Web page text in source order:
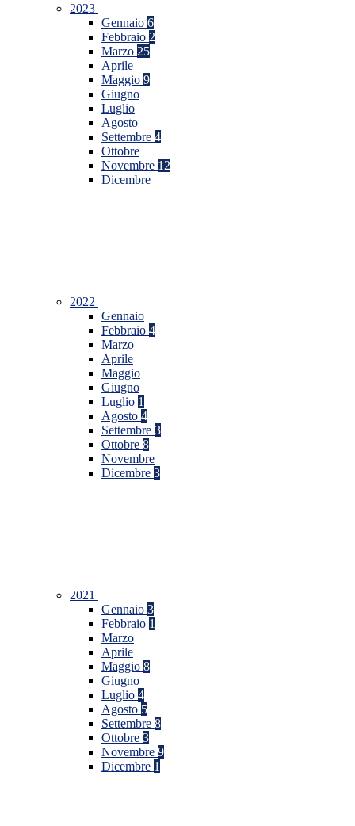
2023
Gennaio 6
Febbraio 2
Marzo 25
Aprile
Maggio 9
Giugno
Luglio
Agosto
Settembre 4
Ottobre
Novembre 12
Dicembre
2022
Gennaio
Febbraio 4
Marzo
Aprile
Maggio
Giugno
Luglio 1
Agosto 4
Settembre 3
Ottobre 8
Novembre
Dicembre 3
2021
Gennaio 3
Febbraio 1
Marzo
Aprile
Maggio 8
Giugno
Luglio 4
Agosto 5
Settembre 8
Ottobre 3
Novembre 9
Dicembre 1